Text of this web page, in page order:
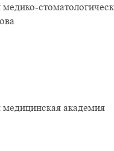
медицинская академия